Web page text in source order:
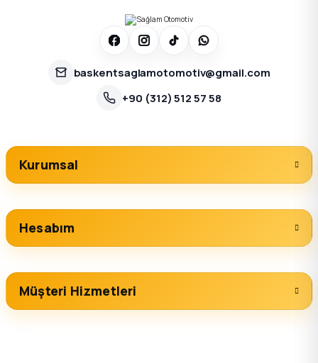
baskentsaglamotomotiv@gmail.com
+90 (312) 512 57 58
Kurumsal
Hesabım
Müşteri Hizmetleri